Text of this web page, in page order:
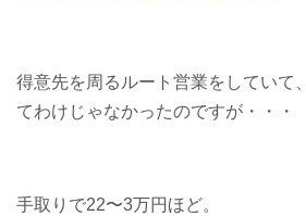
得意先を周るルート営業をしていて
てわけじゃなかったのですが・・・
手取りで22〜3万円ほど。